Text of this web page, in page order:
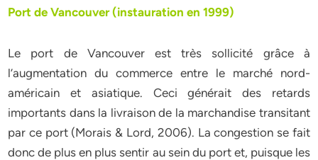
Port de Vancouver (instauration en 1999)
Le port de Vancouver est très sollicité grâce à
l’augmentation du commerce entre le marché nord-
américain et asiatique. Ceci générait des retards
importants dans la livraison de la marchandise transitant
par ce port (Morais & Lord, 2006). La congestion se fait
donc de plus en plus sentir au sein du port et, puisque les